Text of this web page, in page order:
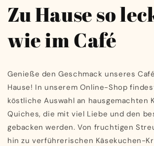
Zu Hause so
wie im Café
Genieße den Geschmack unseres
Hause! In unserem Online-Shop
köstliche Auswahl an hausgemachten
Quiches, die mit viel Liebe und den
gebacken werden. Von fruchtigen
hin zu verführerischen Käsekuchen-